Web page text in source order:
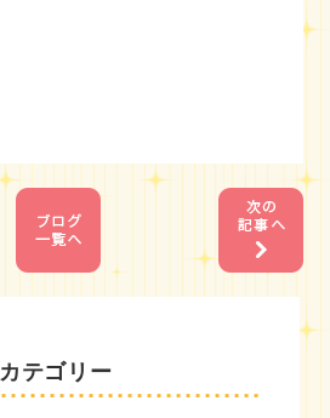
カテゴリー
1